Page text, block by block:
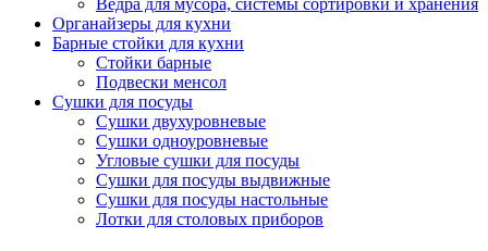
Вёдра для мусора, системы сортировки и хранения
Органайзеры для кухни
Барные стойки для кухни
Стойки барные
Подвески менсол
Сушки для посуды
Сушки двухуровневые
Сушки одноуровневые
Угловые сушки для посуды
Сушки для посуды выдвижные
Сушки для посуды настольные
Лотки для столовых приборов